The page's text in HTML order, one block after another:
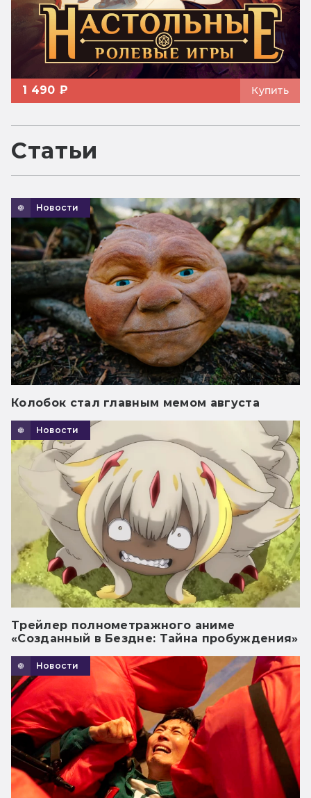
1 490 ₽ Купить
Статьи
Новости
Колобок стал главным мемом августа
Новости
Трейлер полнометражного аниме
«Созданный в Бездне: Тайна пробуждения»
Новости